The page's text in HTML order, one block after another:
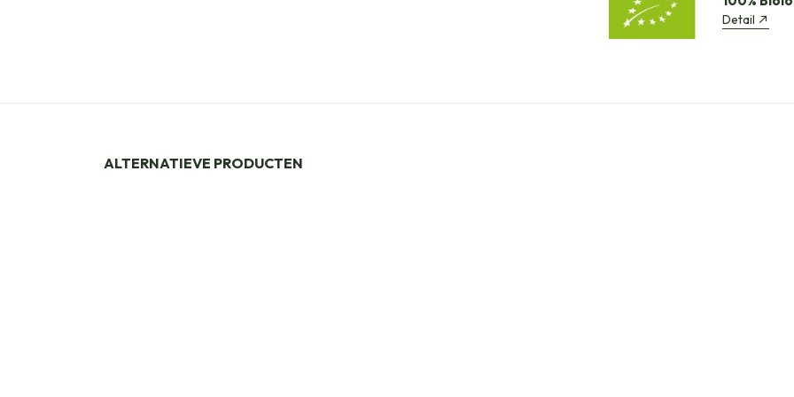
Detail
ALTERNATIEVE PRODUCTEN